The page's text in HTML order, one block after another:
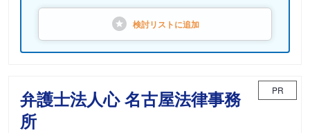
検討リストに追加
弁護士法人心 名古屋法律事務
所
PR